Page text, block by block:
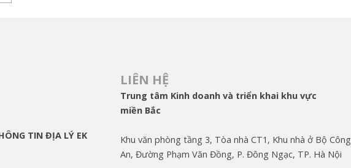
TIN ĐỊA LÝ EK
LIÊN HỆ
Trung tâm Kinh doanh và triển khai khu vực
miền Bắc
Khu văn phòng tầng 3, Tòa nhà CT1, Khu nhà ở Bộ Công
An, Đường Phạm Văn Đồng, P. Đông Ngạc, TP. Hà Nội